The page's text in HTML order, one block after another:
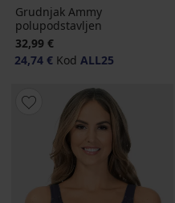
Grudnjak Ammy
polupodstavljen
32,99 €
24,74 € Kod ALL25